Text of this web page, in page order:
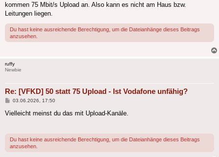
kommen 75 Mbit/s Upload an. Also kann es nicht am Haus bzw.
Leitungen liegen.
Du hast keine ausreichende Berechtigung, um die Dateianhänge dieses Beitrags
anzusehen.
ruffy
Newbie
Re: [VFKD] 50 statt 75 Upload - Ist Vodafone unfähig?
Beitrag
03.06.2026, 17:50
Vielleicht meinst du das mit Upload-Kanäle.
Du hast keine ausreichende Berechtigung, um die Dateianhänge dieses Beitrags
anzusehen.